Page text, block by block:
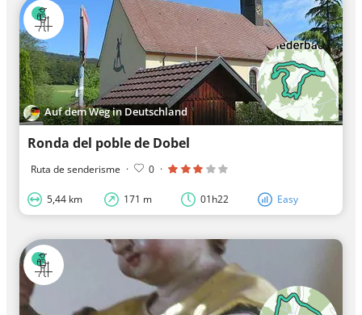
Auf dem Weg in Deutschland
Ronda del poble de Dobel
Ruta de senderisme · 0 ·
5,44 km 171 m 01h22 Easy